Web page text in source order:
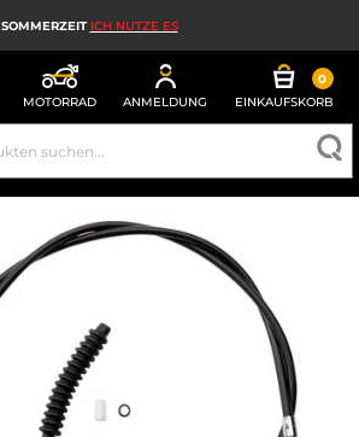
SOMMERZEIT ICH NUTZE ES
MOTORRAD ANMELDUNG
0
EINKAUFSKORB
FÜR HERREN
FÜR DAMEN
ENDURO UND TRAIL
TECH-MOTORRAD
AIRBAG